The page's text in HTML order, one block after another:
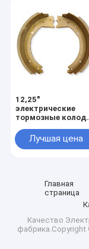
12,25"
электрические
тормозные
Лучшая цена
Главная
страница
Качество
фабрика.Copyright